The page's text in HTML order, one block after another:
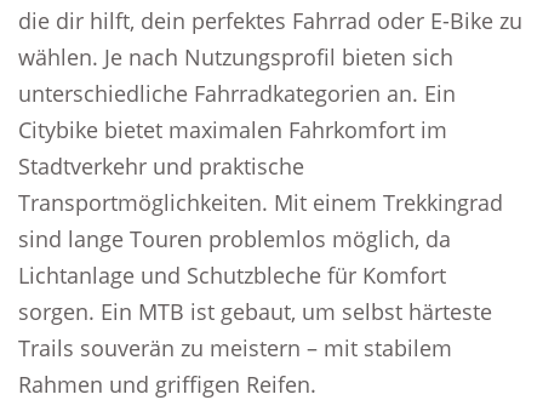
die dir hilft, dein perfektes Fahrrad oder E-Bike zu
wählen. Je nach Nutzungsprofil bieten sich
unterschiedliche Fahrradkategorien an. Ein
Citybike bietet maximalen Fahrkomfort im
Stadtverkehr und praktische
Transportmöglichkeiten. Mit einem Trekkingrad
sind lange Touren problemlos möglich, da
Lichtanlage und Schutzbleche für Komfort
sorgen. Ein MTB ist gebaut, um selbst härteste
Trails souverän zu meistern – mit stabilem
Rahmen und griffigen Reifen.